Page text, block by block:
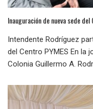
Inauguración de nueva sede del
Intendente Rodríguez
del Centro PYMES En la
Colonia Guillermo A.